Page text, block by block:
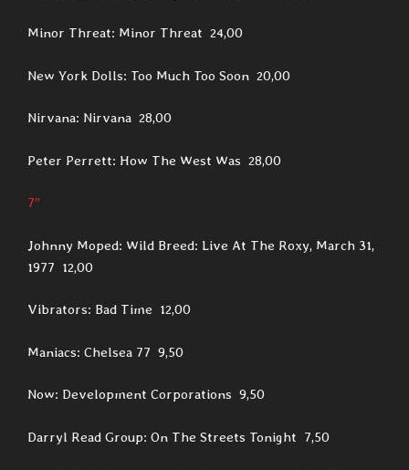
Minor Threat: Minor Threat 24,00
New York Dolls: Too Much Too Soon 20,00
Nirvana: Nirvana 28,00
Peter Perrett: How The West Was 28,00
7″
Johnny Moped: Wild Breed: Live At The Roxy, March 31,
1977 12,00
Vibrators: Bad Time 12,00
Maniacs: Chelsea 77 9,50
Now: Development Corporations 9,50
Darryl Read Group: On The Streets Tonight 7,50